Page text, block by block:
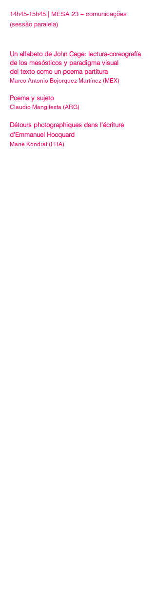
14h45-15h45 | MESA 23 – comunicações
(sessão paralela)
Un alfabeto de John Cage: lectura-coreografía
de los mesósticos y paradigma visual
del texto como un poema partitura
Marco Antonio Bojorquez Martínez (MEX)
Poema y sujeto
Claudio Mangifesta (ARG)
Détours photographiques dans l'écriture
d’Emmanuel Hocquard
Marie Kondrat (FRA)